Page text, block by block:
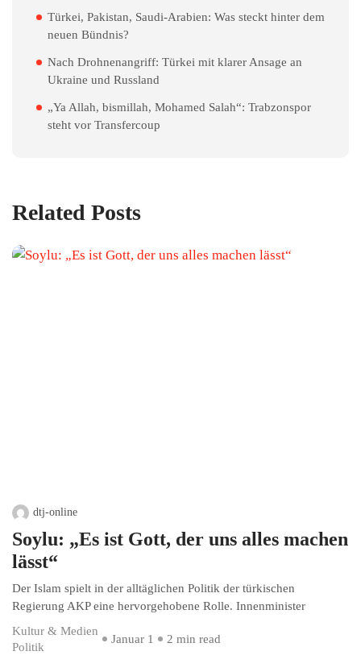
Türkei, Pakistan, Saudi-Arabien: Was steckt hinter dem
neuen Bündnis?
Nach Drohnenangriff: Türkei mit klarer Ansage an
Ukraine und Russland
„Ya Allah, bismillah, Mohamed Salah“: Trabzonspor
steht vor Transfercoup
Related Posts
dtj-online
Soylu: „Es ist Gott, der uns alles machen
lässt“
Der Islam spielt in der alltäglichen Politik der türkischen
Regierung AKP eine hervorgehobene Rolle. Innenminister
Kultur & Medien
Politik
Januar 1 2 min read